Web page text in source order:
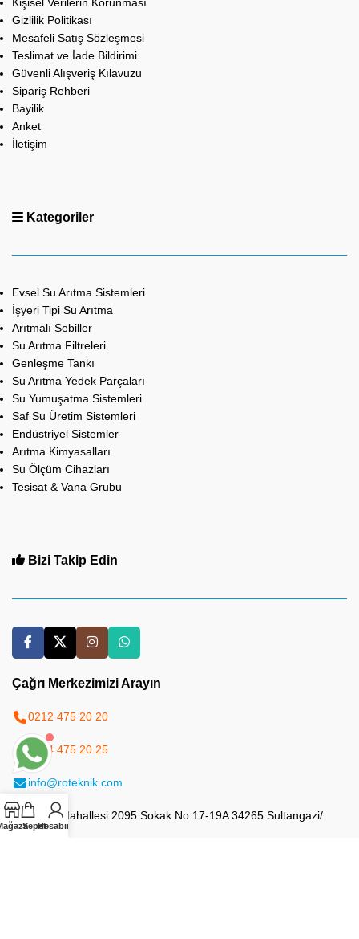
Gizlilik Politikası
Mesafeli Satış Sözleşmesi
Teslimat ve İade Bildirimi
Güvenli Alışveriş Kılavuzu
Sipariş Rehberi
Bayilik
Anket
İletişim
Kategoriler
Evsel Su Arıtma Sistemleri
İşyeri Tipi Su Arıtma
Arıtmalı Sebiller
Su Arıtma Filtreleri
Genleşme Tankı
Su Arıtma Yedek Parçaları
Su Yumuşatma Sistemleri
Saf Su Üretim Sistemleri
Endüstriyel Sistemler
Arıtma Kimyasalları
Su Ölçüm Cihazları
Tesisat & Vana Grubu
Bizi Takip Edin
Çağrı Merkezimizi Arayın
0212 475 20 20
0544 475 20 25
info@roteknik.com
50.Yıl Mahallesi 2095 Sokak No:17-19A 34265 Sultangazi/
İstanbul
SepetHesabım